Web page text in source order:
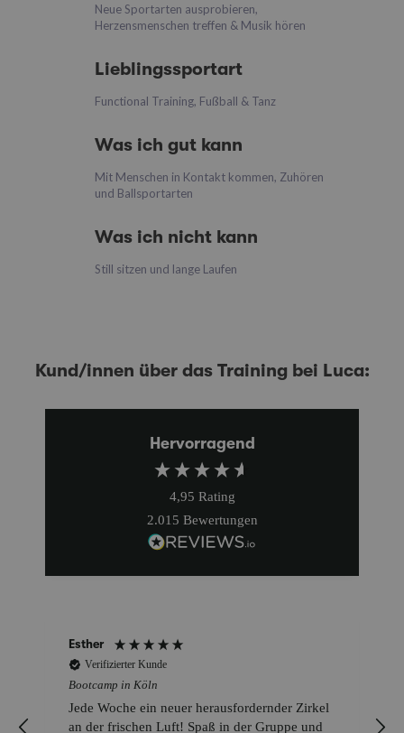
Neue Sportarten ausprobieren,
Herzensmenschen treffen & Musik hören
Lieblingssportart
Functional Training, Fußball & Tanz
Was ich gut kann
Mit Menschen in Kontakt kommen, Zuhören
und Ballsportarten
Was ich nicht kann
Still sitzen und lange Laufen
Kund/innen über das Training bei Luca:
Hervorragend
4,95 Rating
2.015 Bewertungen
Demet
Verifizierter Kunde
Bootcamp in Köln
Luca ist super freundlich und motivierend. Er
hat viele abwechslungsreiche Übungen & gute